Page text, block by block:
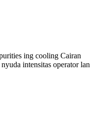
ing cooling Cairan
intensitas operator lan